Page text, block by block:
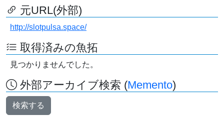
元URL(外部)
http://slotpulsa.space/
取得済みの魚拓
見つかりませんでした。
外部アーカイブ検索 (Memento)
検索する